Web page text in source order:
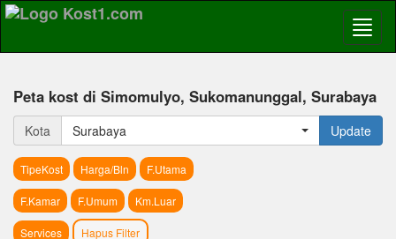
Peta kost di Simomulyo, Sukomanunggal, Surabaya
Kota Surabaya Update
TipeKost Harga/Bln F.Utama
F.Kamar F.Umum Km.Luar
Services Hapus Filter